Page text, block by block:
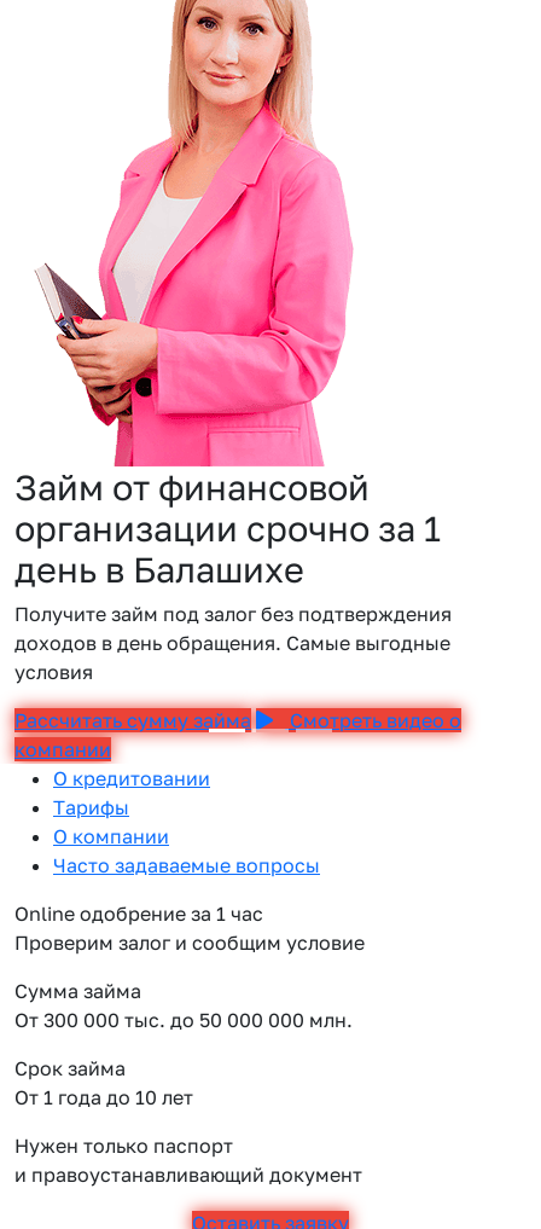
Займ от финансовой
организации срочно за 1
день в Балашихе
Получите займ под залог без подтверждения
доходов в день обращения. Самые выгодные
условия
Рассчитать сумму займа
Смотреть видео о
компании
О кредитовании
Тарифы
О компании
Часто задаваемые вопросы
Online одобрение за 1 час
Проверим залог и сообщим условие
Сумма займа
От 300 000 тыс. до 50 000 000 млн.
Срок займа
От 1 года до 10 лет
Нужен только паспорт
и правоустанавливающий документ
Оставить заявку